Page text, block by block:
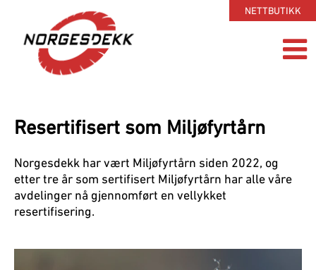
NETTBUTIKK
Resertifisert som Miljøfyrtårn
Norgesdekk har vært Miljøfyrtårn siden 2022, og
etter tre år som sertifisert Miljøfyrtårn har alle våre
avdelinger nå gjennomført en vellykket
resertifisering.